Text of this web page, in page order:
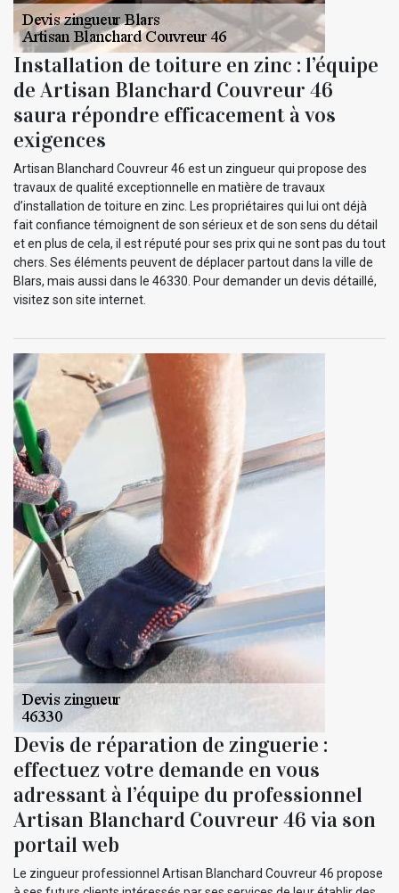
Installation de toiture en zinc : l’équipe
de Artisan Blanchard Couvreur 46
saura répondre efficacement à vos
exigences
Artisan Blanchard Couvreur 46 est un zingueur qui propose des
travaux de qualité exceptionnelle en matière de travaux
d’installation de toiture en zinc. Les propriétaires qui lui ont déjà
fait confiance témoignent de son sérieux et de son sens du détail
et en plus de cela, il est réputé pour ses prix qui ne sont pas du tout
chers. Ses éléments peuvent de déplacer partout dans la ville de
Blars, mais aussi dans le 46330. Pour demander un devis détaillé,
visitez son site internet.
Devis de réparation de zinguerie :
effectuez votre demande en vous
adressant à l’équipe du professionnel
Artisan Blanchard Couvreur 46 via son
portail web
Le zingueur professionnel Artisan Blanchard Couvreur 46 propose